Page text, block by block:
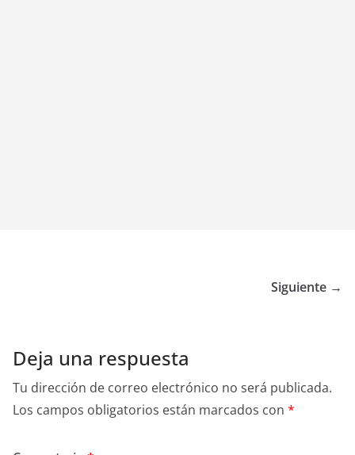
Siguiente →
Deja una respuesta
Tu dirección de correo electrónico no será publicada.
Los campos obligatorios están marcados con *